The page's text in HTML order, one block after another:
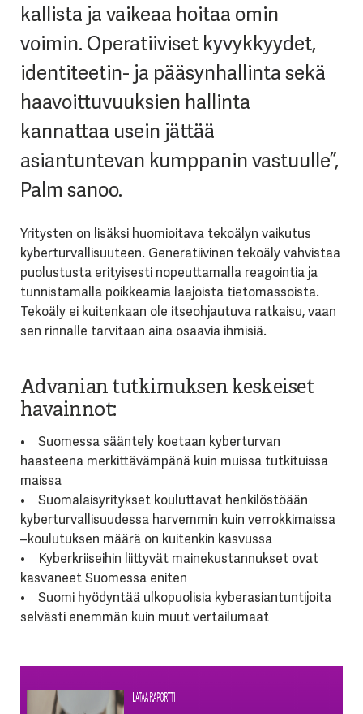
kallista ja vaikeaa hoitaa omin
voimin. Operatiiviset kyvykkyydet,
identiteetin- ja pääsynhallinta sekä
haavoittuvuuksien hallinta
kannattaa usein jättää
asiantuntevan kumppanin vastuulle”,
Palm sanoo.
Yritysten on lisäksi huomioitava tekoälyn vaikutus
kyberturvallisuuteen. Generatiivinen tekoäly vahvistaa
puolustusta erityisesti nopeuttamalla reagointia ja
tunnistamalla poikkeamia laajoista tietomassoista.
Tekoäly ei kuitenkaan ole itseohjautuva ratkaisu, vaan
sen rinnalle tarvitaan aina osaavia ihmisiä.
Advanian tutkimuksen keskeiset
havainnot:
• Suomessa sääntely koetaan kyberturvan
haasteena merkittävämpänä kuin muissa tutkituissa
maissa
• Suomalaisyritykset kouluttavat henkilöstöään
kyberturvallisuudessa harvemmin kuin verrokkimaissa
–koulutuksen määrä on kuitenkin kasvussa
• Kyberkriiseihin liittyvät mainekustannukset ovat
kasvaneet Suomessa eniten
• Suomi hyödyntää ulkopuolisia kyberasiantuntijoita
selvästi enemmän kuin muut vertailumaat